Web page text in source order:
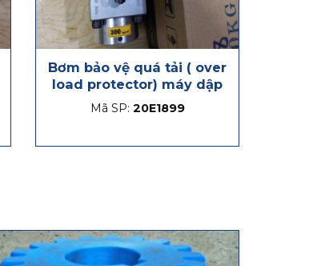
Bơm bảo vệ quá tải ( over
load protector) máy dập
Mã SP: 20E1899